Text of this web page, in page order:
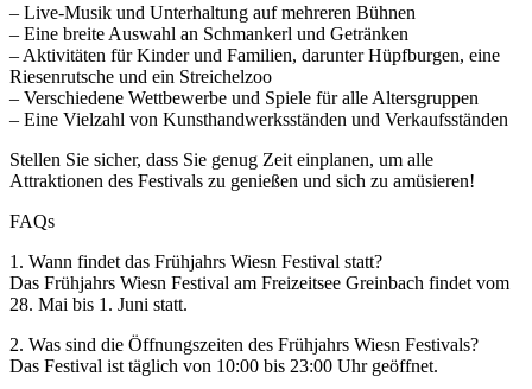
– Live-Musik und Unterhaltung auf mehreren Bühnen
– Eine breite Auswahl an Schmankerl und Getränken
– Aktivitäten für Kinder und Familien, darunter Hüpfburgen, eine
Riesenrutsche und ein Streichelzoo
– Verschiedene Wettbewerbe und Spiele für alle Altersgruppen
– Eine Vielzahl von Kunsthandwerksständen und Verkaufsständen
Stellen Sie sicher, dass Sie genug Zeit einplanen, um alle
Attraktionen des Festivals zu genießen und sich zu amüsieren!
FAQs
1. Wann findet das Frühjahrs Wiesn Festival statt?
Das Frühjahrs Wiesn Festival am Freizeitsee Greinbach findet vom
28. Mai bis 1. Juni statt.
2. Was sind die Öffnungszeiten des Frühjahrs Wiesn Festivals?
Das Festival ist täglich von 10:00 bis 23:00 Uhr geöffnet.